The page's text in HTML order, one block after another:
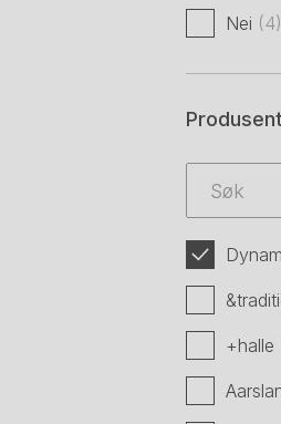
Nei (4)
+halle